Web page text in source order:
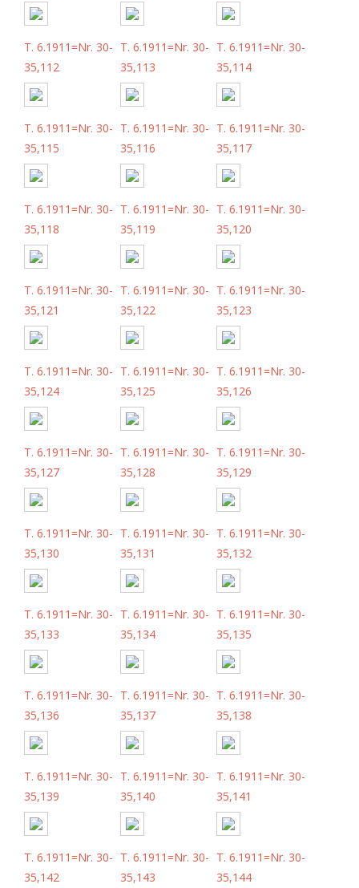
T. 6.1911=Nr. 30-
35,112
T. 6.1911=Nr. 30-
35,113
T. 6.1911=Nr. 30-
35,114
T. 6.1911=Nr. 30-
35,115
T. 6.1911=Nr. 30-
35,116
T. 6.1911=Nr. 30-
35,117
T. 6.1911=Nr. 30-
35,118
T. 6.1911=Nr. 30-
35,119
T. 6.1911=Nr. 30-
35,120
T. 6.1911=Nr. 30-
35,121
T. 6.1911=Nr. 30-
35,122
T. 6.1911=Nr. 30-
35,123
T. 6.1911=Nr. 30-
35,124
T. 6.1911=Nr. 30-
35,125
T. 6.1911=Nr. 30-
35,126
T. 6.1911=Nr. 30-
35,127
T. 6.1911=Nr. 30-
35,128
T. 6.1911=Nr. 30-
35,129
T. 6.1911=Nr. 30-
35,130
T. 6.1911=Nr. 30-
35,131
T. 6.1911=Nr. 30-
35,132
T. 6.1911=Nr. 30-
35,133
T. 6.1911=Nr. 30-
35,134
T. 6.1911=Nr. 30-
35,135
T. 6.1911=Nr. 30-
35,136
T. 6.1911=Nr. 30-
35,137
T. 6.1911=Nr. 30-
35,138
T. 6.1911=Nr. 30-
35,139
T. 6.1911=Nr. 30-
35,140
T. 6.1911=Nr. 30-
35,141
T. 6.1911=Nr. 30-
35,142
T. 6.1911=Nr. 30-
35,143
T. 6.1911=Nr. 30-
35,144